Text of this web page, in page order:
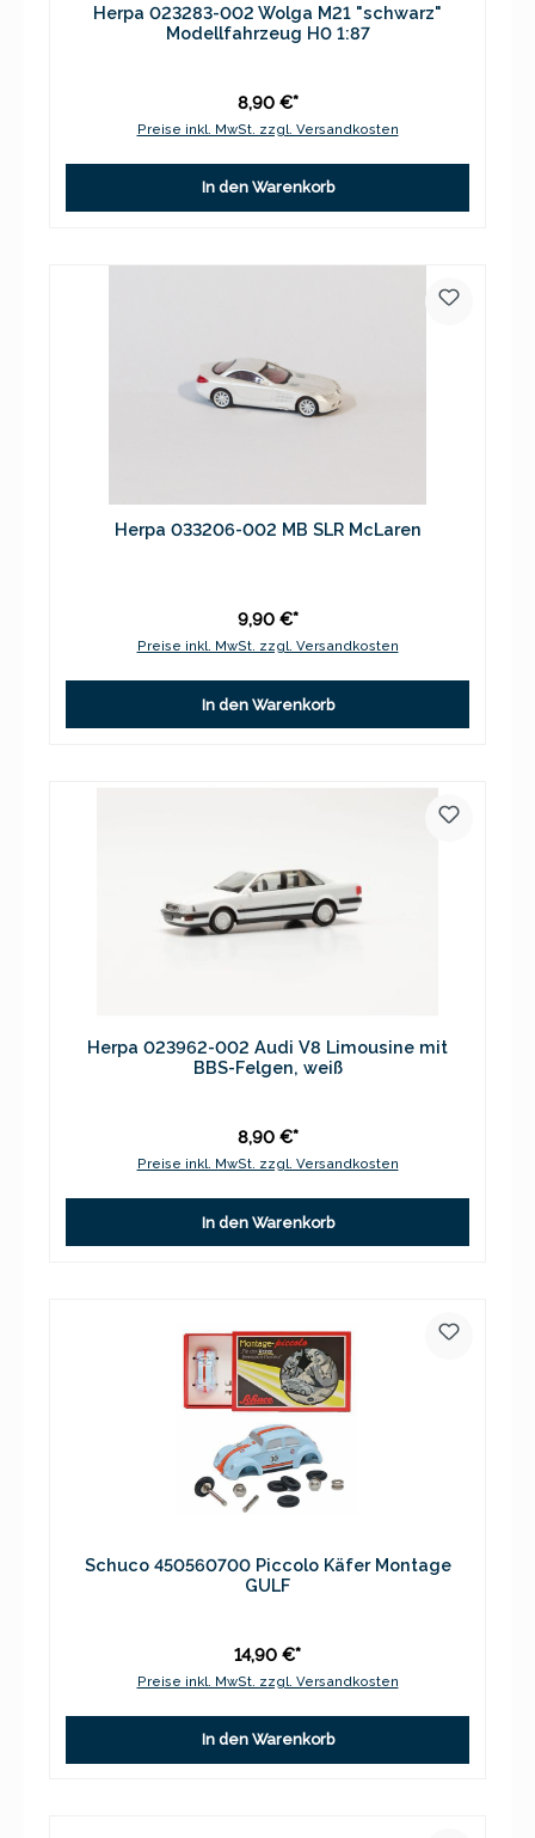
Herpa 023283-002 Wolga M21 "schwarz"
Modellfahrzeug H0 1:87
8,90 €*
Preise inkl. MwSt. zzgl. Versandkosten
In den Warenkorb
Herpa 033206-002 MB SLR McLaren
9,90 €*
Preise inkl. MwSt. zzgl. Versandkosten
In den Warenkorb
Herpa 023962-002 Audi V8 Limousine mit
BBS-Felgen, weiß
8,90 €*
Preise inkl. MwSt. zzgl. Versandkosten
In den Warenkorb
Schuco 450560700 Piccolo Käfer Montage
GULF
14,90 €*
Preise inkl. MwSt. zzgl. Versandkosten
In den Warenkorb